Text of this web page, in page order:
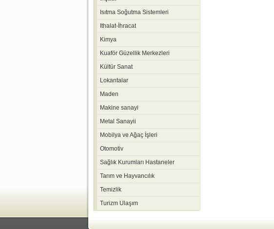
Isıtma Soğutma Sistemleri
Ithalat-İhracat
Kimya
Kuaför Güzellik Merkezleri
Kültür Sanat
Lokantalar
Maden
Makine sanayi
Metal Sanayii
Mobilya ve Ağaç İşleri
Otomotiv
Sağlık Kurumları Hastaneler
Tarım ve Hayvancılık
Temizlik
Turizm Ulaşım